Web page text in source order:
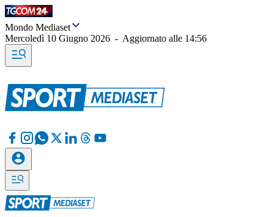
Mondo Mediaset
Mercoledì 10 Giugno 2026 - Aggiornato alle 14:56